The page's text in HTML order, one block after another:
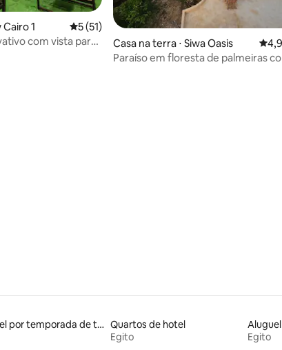
65 avaliações
1 5 de uma avaliação média de 5, 51 avaliações
5 (51)
com vista para
Casa na terra ⋅ Siwa Oasis 4,92
Paraíso em floresta de palmeiras
Aluguel por temporada de tendas Quartos de hotel
Egito
Egito